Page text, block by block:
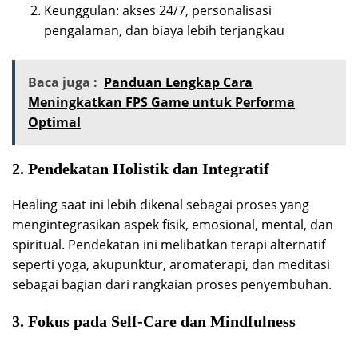
Keunggulan: akses 24/7, personalisasi
pengalaman, dan biaya lebih terjangkau
Baca juga : Panduan Lengkap Cara
Meningkatkan FPS Game untuk Performa
Optimal
2. Pendekatan Holistik dan Integratif
Healing saat ini lebih dikenal sebagai proses yang
mengintegrasikan aspek fisik, emosional, mental, dan
spiritual. Pendekatan ini melibatkan terapi alternatif
seperti yoga, akupunktur, aromaterapi, dan meditasi
sebagai bagian dari rangkaian proses penyembuhan.
3. Fokus pada Self-Care dan Mindfulness